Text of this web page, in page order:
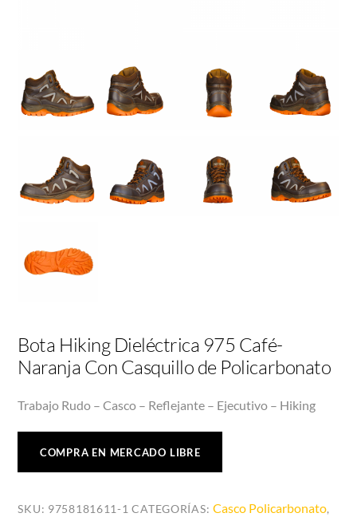
Bota Hiking Dieléctrica 975 Café-
Naranja Con Casquillo de Policarbonato
Trabajo Rudo – Casco – Reflejante – Ejecutivo – Hiking
COMPRA EN MERCADO LIBRE
SKU: 9758181611-1 CATEGORÍAS:Casco Policarbonato,